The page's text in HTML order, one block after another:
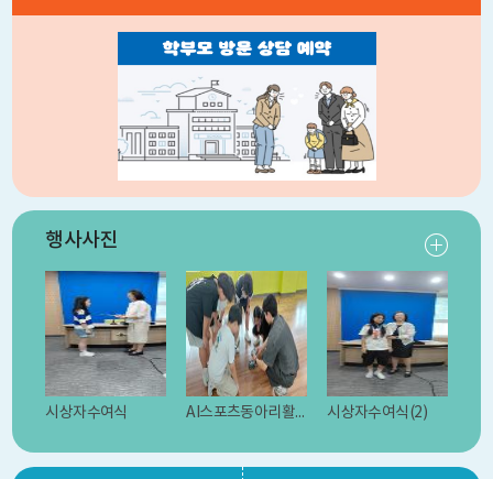
행사사진
시상자수여식 AI스포츠동아리활동(드론) 시상자수여식(2)